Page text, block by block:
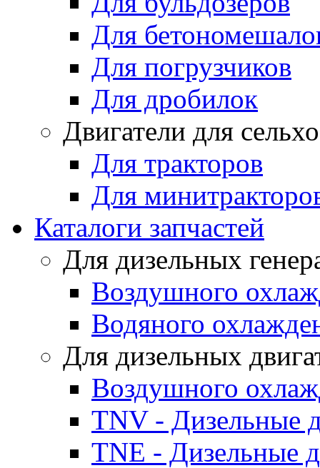
Для
Для погрузчиков
Для дробилок
Двигатели для
Для тракторов
Для
Каталоги запчастей
Для дизельных
Воздушного
Водяного
Для дизельных
Воздушного
TNV - Дизельные
TNE - Дизельные